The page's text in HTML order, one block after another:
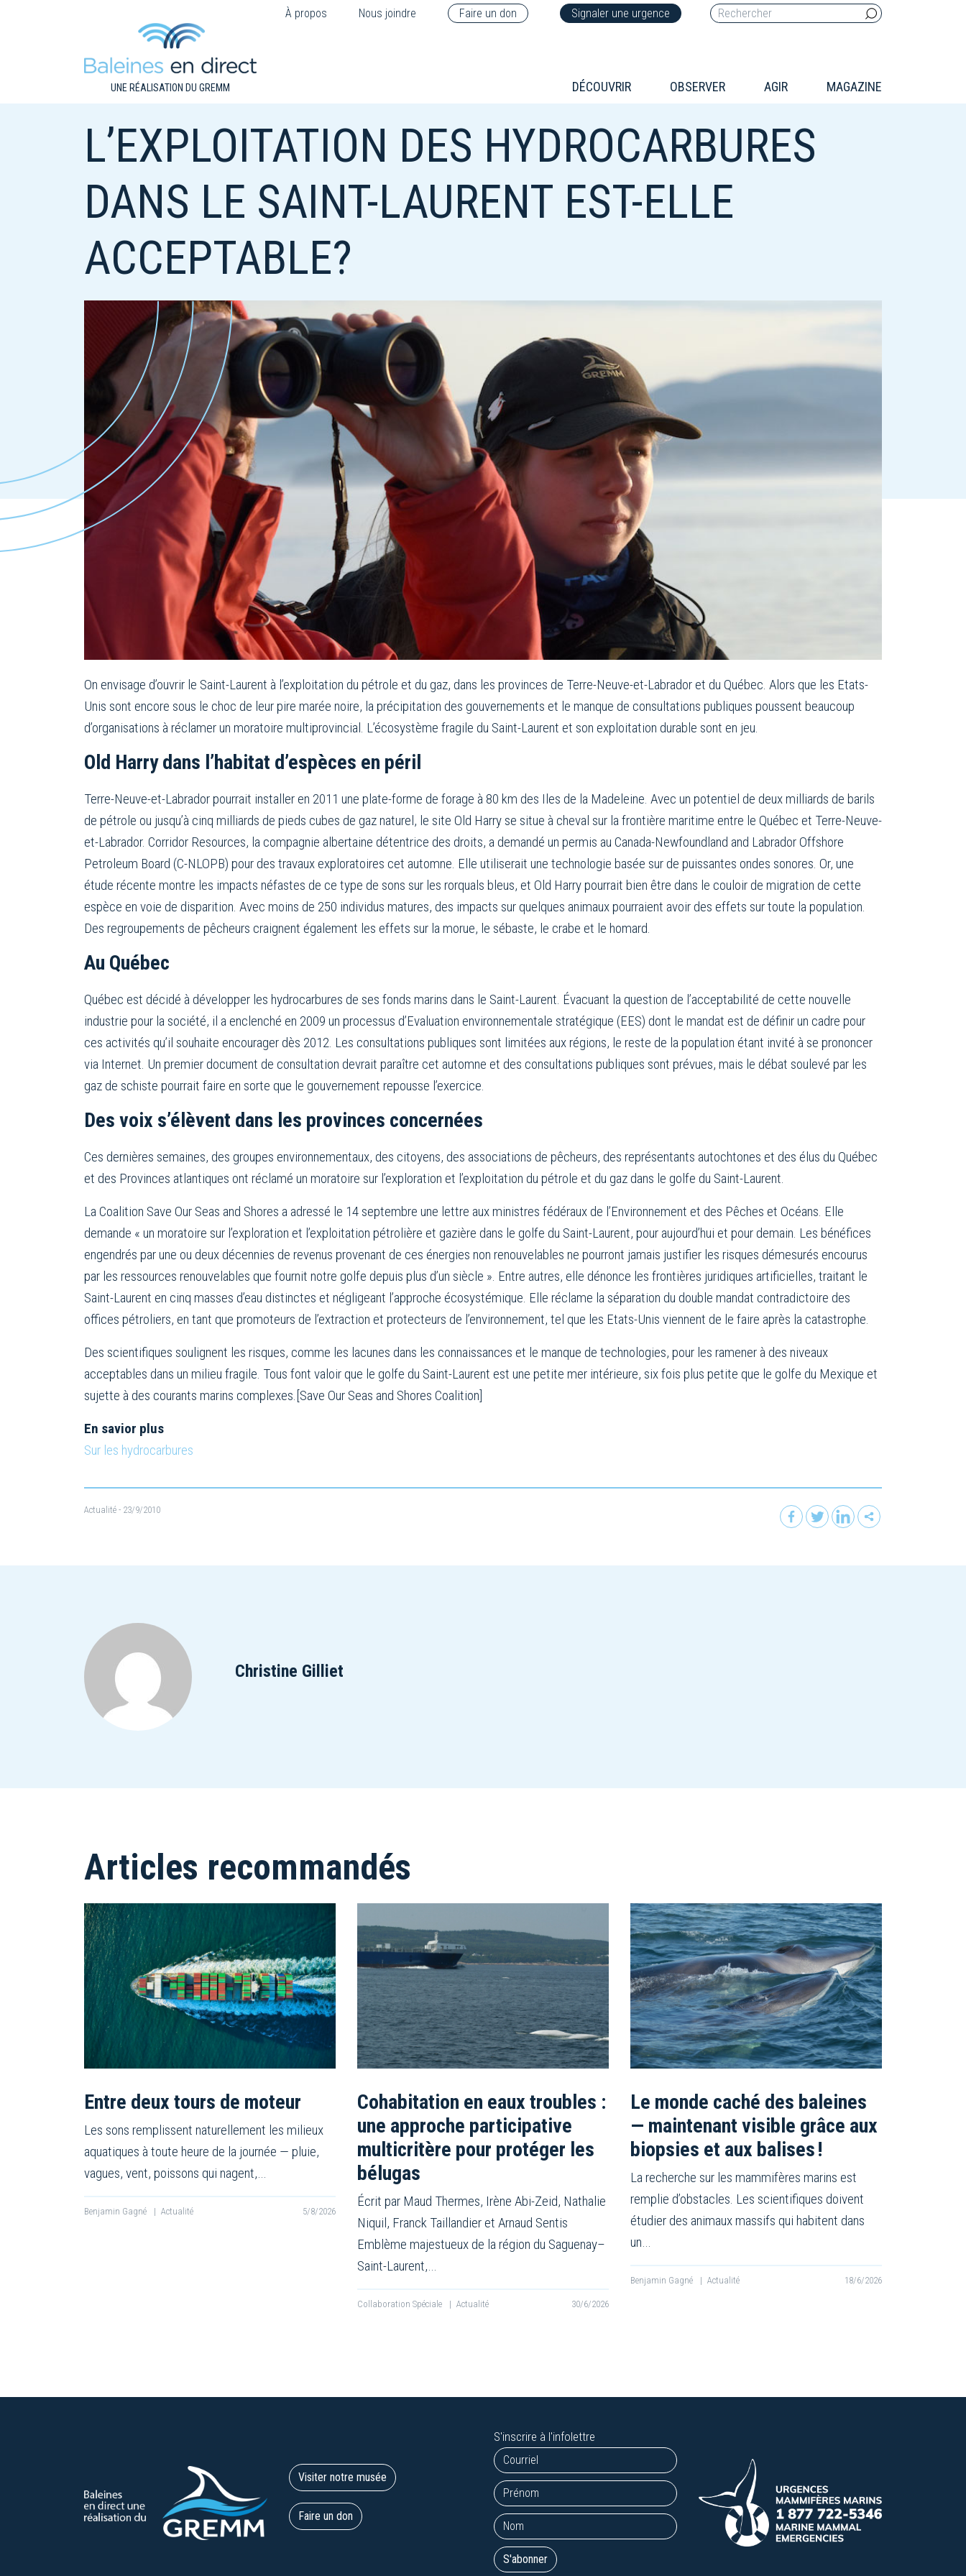
À propos Nous joindre Faire un don Signaler une urgence
UNE RÉALISATION DU GREMM DÉCOUVRIR OBSERVER AGIR MAGAZINE
L’EXPLOITATION DES HYDROCARBURES
DANS LE SAINT-LAURENT EST-ELLE
ACCEPTABLE?
On envisage d’ouvrir le Saint-Laurent à l’exploitation du pétrole et du gaz, dans les provinces de Terre-Neuve-et-Labrador et du Québec. Alors que les Etats-
Unis sont encore sous le choc de leur pire marée noire, la précipitation des gouvernements et le manque de consultations publiques poussent beaucoup
d’organisations à réclamer un moratoire multiprovincial. L’écosystème fragile du Saint-Laurent et son exploitation durable sont en jeu.
Old Harry dans l’habitat d’espèces en péril
Terre-Neuve-et-Labrador pourrait installer en 2011 une plate-forme de forage à 80 km des Iles de la Madeleine. Avec un potentiel de deux milliards de barils
de pétrole ou jusqu’à cinq milliards de pieds cubes de gaz naturel, le site Old Harry se situe à cheval sur la frontière maritime entre le Québec et Terre-Neuve-
et-Labrador. Corridor Resources, la compagnie albertaine détentrice des droits, a demandé un permis au Canada-Newfoundland and Labrador Offshore
Petroleum Board (C-NLOPB) pour des travaux exploratoires cet automne. Elle utiliserait une technologie basée sur de puissantes ondes sonores. Or, une
étude récente montre les impacts néfastes de ce type de sons sur les rorquals bleus, et Old Harry pourrait bien être dans le couloir de migration de cette
espèce en voie de disparition. Avec moins de 250 individus matures, des impacts sur quelques animaux pourraient avoir des effets sur toute la population.
Des regroupements de pêcheurs craignent également les effets sur la morue, le sébaste, le crabe et le homard.
Au Québec
Québec est décidé à développer les hydrocarbures de ses fonds marins dans le Saint-Laurent. Évacuant la question de l’acceptabilité de cette nouvelle
industrie pour la société, il a enclenché en 2009 un processus d’Evaluation environnementale stratégique (EES) dont le mandat est de définir un cadre pour
ces activités qu’il souhaite encourager dès 2012. Les consultations publiques sont limitées aux régions, le reste de la population étant invité à se prononcer
via Internet. Un premier document de consultation devrait paraître cet automne et des consultations publiques sont prévues, mais le débat soulevé par les
gaz de schiste pourrait faire en sorte que le gouvernement repousse l’exercice.
Des voix s’élèvent dans les provinces concernées
Ces dernières semaines, des groupes environnementaux, des citoyens, des associations de pêcheurs, des représentants autochtones et des élus du Québec
et des Provinces atlantiques ont réclamé un moratoire sur l’exploration et l’exploitation du pétrole et du gaz dans le golfe du Saint-Laurent.
La Coalition Save Our Seas and Shores a adressé le 14 septembre une lettre aux ministres fédéraux de l’Environnement et des Pêches et Océans. Elle
demande « un moratoire sur l’exploration et l’exploitation pétrolière et gazière dans le golfe du Saint-Laurent, pour aujourd’hui et pour demain. Les bénéfices
engendrés par une ou deux décennies de revenus provenant de ces énergies non renouvelables ne pourront jamais justifier les risques démesurés encourus
par les ressources renouvelables que fournit notre golfe depuis plus d’un siècle ». Entre autres, elle dénonce les frontières juridiques artificielles, traitant le
Saint-Laurent en cinq masses d’eau distinctes et négligeant l’approche écosystémique. Elle réclame la séparation du double mandat contradictoire des
offices pétroliers, en tant que promoteurs de l’extraction et protecteurs de l’environnement, tel que les Etats-Unis viennent de le faire après la catastrophe.
Des scientifiques soulignent les risques, comme les lacunes dans les connaissances et le manque de technologies, pour les ramener à des niveaux
acceptables dans un milieu fragile. Tous font valoir que le golfe du Saint-Laurent est une petite mer intérieure, six fois plus petite que le golfe du Mexique et
sujette à des courants marins complexes.[Save Our Seas and Shores Coalition]
En savior plus
Sur les hydrocarbures
Actualité - 23/9/2010
Christine Gilliet
Articles recommandés
Entre deux tours de moteur
Les sons remplissent naturellement les milieux
aquatiques à toute heure de la journée — pluie,
vagues, vent, poissons qui nagent,…
Benjamin Gagné | Actualité 5/8/2026
Cohabitation en eaux troubles :
une approche participative
multicritère pour protéger les
bélugas
Écrit par Maud Thermes, Irène Abi-Zeid, Nathalie
Niquil, Franck Taillandier et Arnaud Sentis
Emblème majestueux de la région du Saguenay–
Saint-Laurent,…
Collaboration Spéciale | Actualité 30/6/2026
Le monde caché des baleines
— maintenant visible grâce aux
biopsies et aux balises !
La recherche sur les mammifères marins est
remplie d’obstacles. Les scientifiques doivent
étudier des animaux massifs qui habitent dans
un…
Benjamin Gagné | Actualité 18/6/2026
Visiter notre musée
Faire un don
S'inscrire à l'infolettre